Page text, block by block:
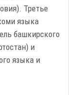
Третье
языка
башкирского
и
языка и